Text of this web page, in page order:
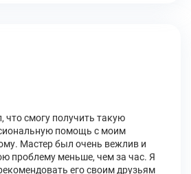
что смогу получить такую
помощь с моим
Мастер был очень вежлив и
проблему меньше, чем за час. Я
его своим друзьям